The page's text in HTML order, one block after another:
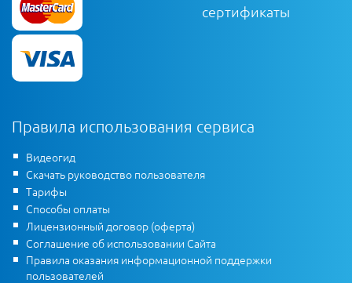
сертификаты
Правила использования сервиса
Видеогид
Скачать руководство пользователя
Тарифы
Способы оплаты
Лицензионный договор (оферта)
Соглашение об использовании Сайта
Правила оказания информационной поддержки
пользователей